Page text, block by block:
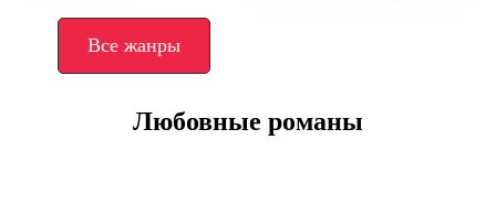
Все жанры
Любовные романы